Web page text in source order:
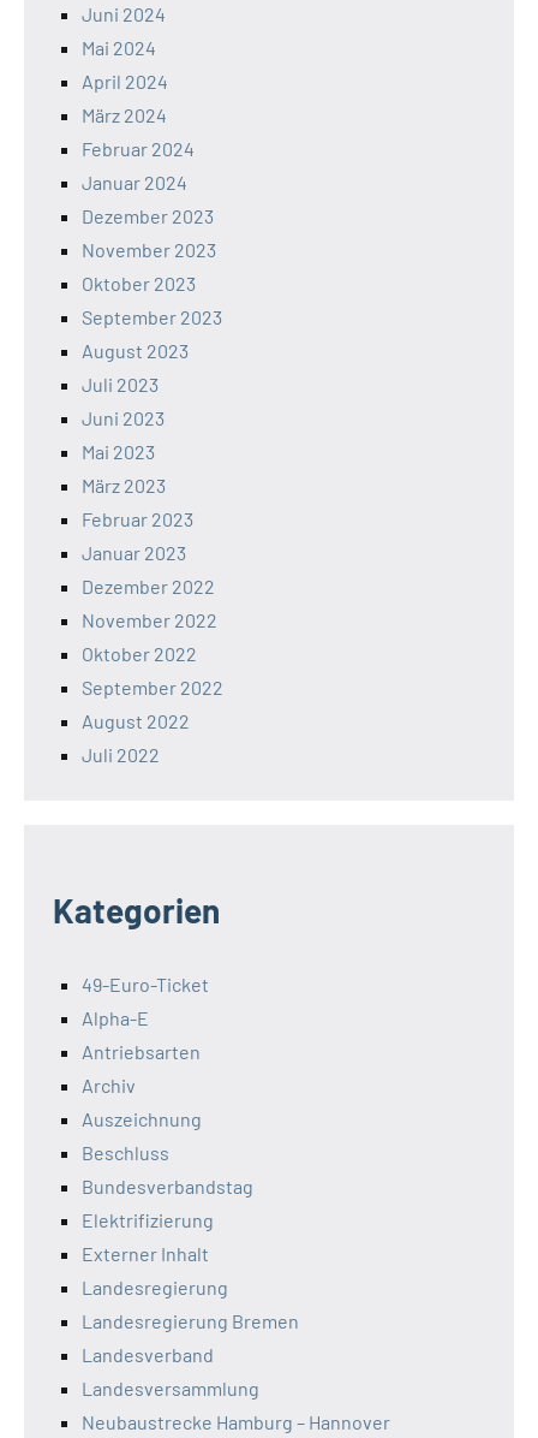
Juni 2024
Mai 2024
April 2024
März 2024
Februar 2024
Januar 2024
Dezember 2023
November 2023
Oktober 2023
September 2023
August 2023
Juli 2023
Juni 2023
Mai 2023
März 2023
Februar 2023
Januar 2023
Dezember 2022
November 2022
Oktober 2022
September 2022
August 2022
Juli 2022
Kategorien
49-Euro-Ticket
Alpha-E
Antriebsarten
Archiv
Auszeichnung
Beschluss
Bundesverbandstag
Elektrifizierung
Externer Inhalt
Landesregierung
Landesregierung Bremen
Landesverband
Landesversammlung
Neubaustrecke Hamburg – Hannover